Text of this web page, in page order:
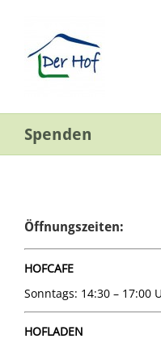
Spenden
Öffnungszeiten:
HOFCAFE
Sonntags: 14:30 – 17:00
HOFLADEN